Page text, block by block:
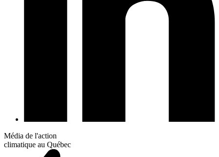
Média de l'action
climatique au Québec